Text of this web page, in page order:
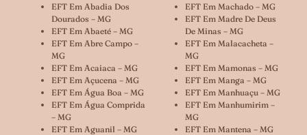
EFT Em Abadia Dos
Dourados – MG
EFT Em Abaeté – MG
EFT Em Abre Campo –
MG
EFT Em Acaiaca – MG
EFT Em Açucena – MG
EFT Em Água Boa – MG
EFT Em Água Comprida
– MG
EFT Em Aguanil – MG
EFT Em Machado – MG
EFT Em Madre De Deus
De Minas – MG
EFT Em Malacacheta –
MG
EFT Em Mamonas – MG
EFT Em Manga – MG
EFT Em Manhuaçu – MG
EFT Em Manhumirim –
MG
EFT Em Mantena – MG